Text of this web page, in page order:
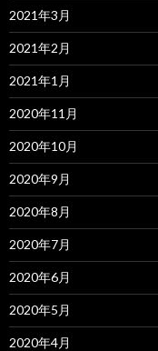
2021年3月
2021年2月
2021年1月
2020年11月
2020年10月
2020年9月
2020年8月
2020年7月
2020年6月
2020年5月
2020年4月